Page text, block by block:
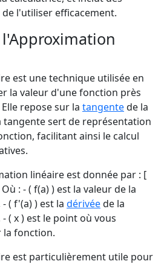
l'utiliser efficacement.
est une technique utilisée en
la valeur d'une fonction près
repose sur la tangentede la
tangente sert de représentation
facilitant ainsi le calcul
linéaire est donnée par : [
: - ( f(a) ) est la valeur de la
( f'(a) ) est la dérivéede la
( x ) est le point où vous
la fonction.
est particulièrement utile pour